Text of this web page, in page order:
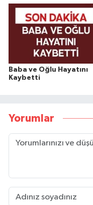
Baba ve Oğlu Hayatını
Kaybetti
Yorumlar